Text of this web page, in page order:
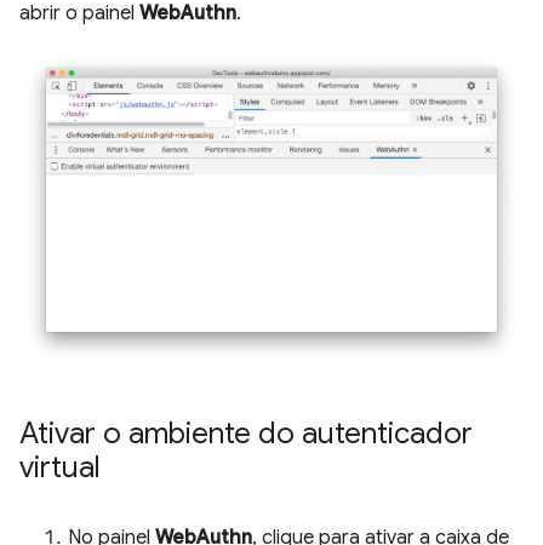
abrir o painel WebAuthn.
Ativar o ambiente do autenticador
virtual
No painel WebAuthn, clique para ativar a caixa de